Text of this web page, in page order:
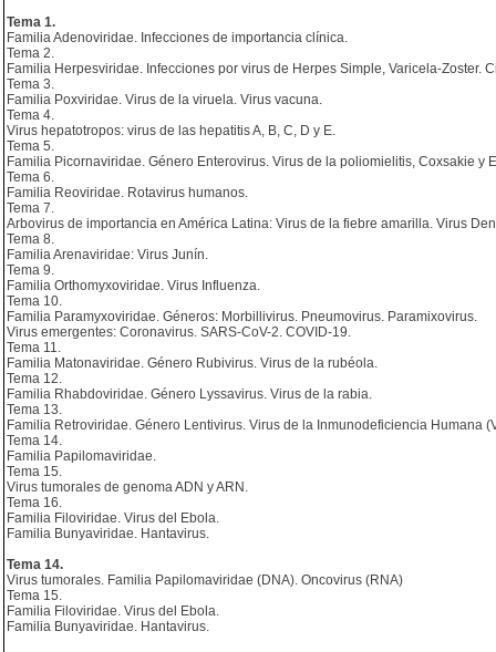
Tema 1.
Familia Adenoviridae. Infecciones de importancia clínica.
Tema 2.
Familia Herpesviridae. Infecciones por virus de Herpes Simple, Varicela-Zoster.
Tema 3.
Familia Poxviridae. Virus de la viruela. Virus vacuna.
Tema 4.
Virus hepatotropos: virus de las hepatitis A, B, C, D y E.
Tema 5.
Familia Picornaviridae. Género Enterovirus. Virus de la poliomielitis, Coxsakie y
Tema 6.
Familia Reoviridae. Rotavirus humanos.
Tema 7.
Arbovirus de importancia en América Latina: Virus de la fiebre amarilla. Virus
Tema 8.
Familia Arenaviridae: Virus Junín.
Tema 9.
Familia Orthomyxoviridae. Virus Influenza.
Tema 10.
Familia Paramyxoviridae. Géneros: Morbillivirus. Pneumovirus. Paramixovirus.
Virus emergentes: Coronavirus. SARS-CoV-2. COVID-19.
Tema 11.
Familia Matonaviridae. Género Rubivirus. Virus de la rubéola.
Tema 12.
Familia Rhabdoviridae. Género Lyssavirus. Virus de la rabia.
Tema 13.
Familia Retroviridae. Género Lentivirus. Virus de la Inmunodeficiencia Humana
Tema 14.
Familia Papilomaviridae.
Tema 15.
Virus tumorales de genoma ADN y ARN.
Tema 16.
Familia Filoviridae. Virus del Ebola.
Familia Bunyaviridae. Hantavirus.
Tema 14.
Virus tumorales. Familia Papilomaviridae (DNA). Oncovirus (RNA)
Tema 15.
Familia Filoviridae. Virus del Ebola.
Familia Bunyaviridae. Hantavirus.